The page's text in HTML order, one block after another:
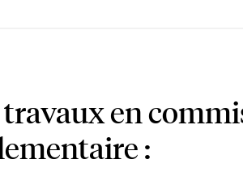
travaux en
: